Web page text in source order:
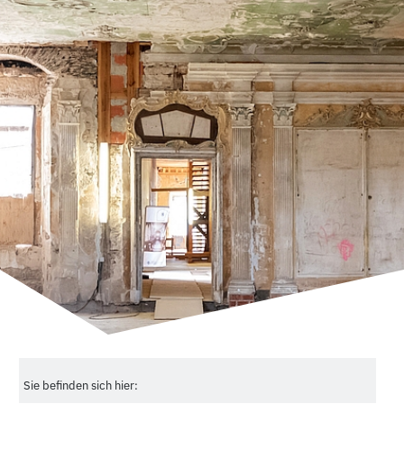
Sie befinden sich hier: